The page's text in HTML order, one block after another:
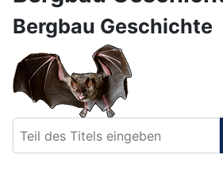
Bergbau Geschichte